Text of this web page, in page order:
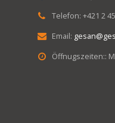
Telefon: +421 2
Email:
Öffnugszeiten::